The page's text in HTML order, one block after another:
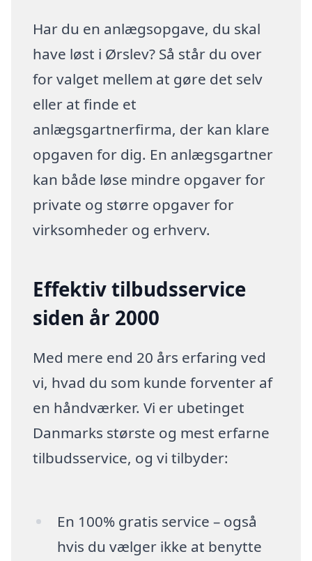
Har du en anlægsopgave, du skal
have løst i Ørslev? Så står du over
for valget mellem at gøre det selv
eller at finde et
anlægsgartnerfirma, der kan klare
opgaven for dig. En anlægsgartner
kan både løse mindre opgaver for
private og større opgaver for
virksomheder og erhverv.
Effektiv tilbudsservice
siden år 2000
Med mere end 20 års erfaring ved
vi, hvad du som kunde forventer af
en håndværker. Vi er ubetinget
Danmarks største og mest erfarne
tilbudsservice, og vi tilbyder:
En 100% gratis service – også
hvis du vælger ikke at benytte